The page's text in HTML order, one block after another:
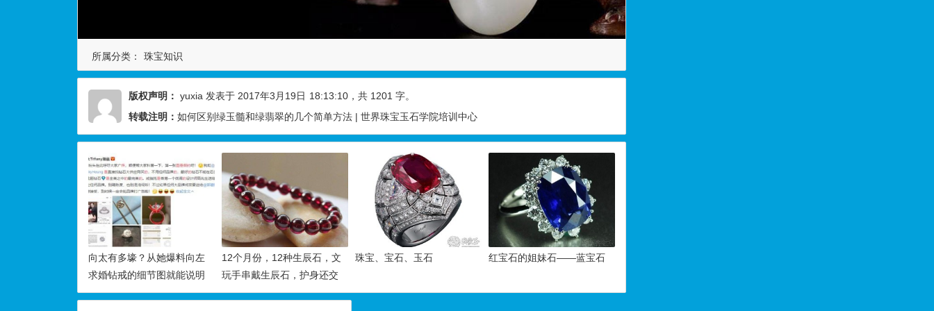
所属分类： 珠宝知识
版权声明： yuxia 发表于 2017年3月19日 18:13:10 ，共 1201 字。
转载注明： 如何区别绿玉髓和绿翡翠的几个简单方法 | 世界珠宝玉石学院培训中心
向太有多壕？从她爆料向左
求婚钻戒的细节图就能说明
一切！
12个月份，12种生辰石，文
玩手串戴生辰石，护身还交
好运！
珠宝、宝石、玉石 红宝石的姐妹石——蓝宝石